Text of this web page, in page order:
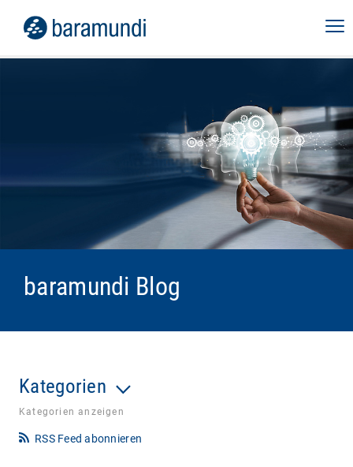
baramundi Blog
Kategorien
Kategorien anzeigen
RSS Feed abonnieren